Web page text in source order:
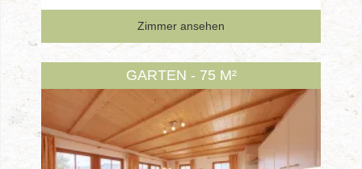
Zimmer ansehen
GARTEN - 75 M²